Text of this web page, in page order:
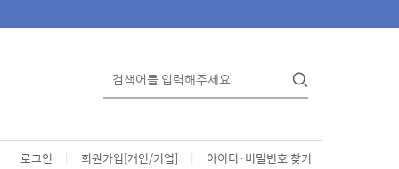
로그인 | 회원가입[개인/기업] | 아이디·비밀번호 찾기